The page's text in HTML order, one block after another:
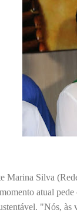
Silva
atual
"Nós, às